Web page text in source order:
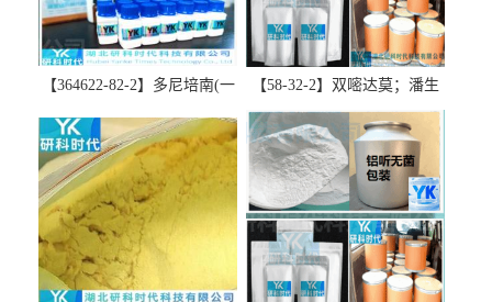
【364622-82-2】多尼培南(一
精品科研试剂-湖北研科时代
科技-“研”无止境;“科”学创
新！支持三方验证；支持定
制；检测图谱；MSDS等技术
支持！
【58-32-2】双嘧达莫；潘生
丁-精品科研试剂-湖北研科时
代科技-“研”无止境;“科”学创
新！支持三方验证；支持定
制；检测图谱；MSDS等技术
支持！